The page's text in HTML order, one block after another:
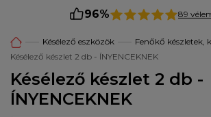
96% 89
Késélező eszközök
Fenőkő készletek,
Késélező készlet 2 db - ÍNYENCEKNEK
Késélező készlet 2 db -
ÍNYENCEKNEK